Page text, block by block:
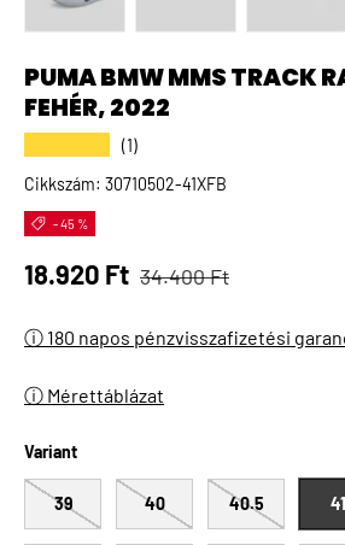
PUMA BMW MMS TRACK
FEHÉR, 2022
(1)
Cikkszám: 30710502-41XFB
- 45 %
Eladási ár
18.920 Ft Normál ár
34.400 Ft
ⓘ 180 napos pénzvisszafizetési
ⓘ Mérettáblázat
Variant
39 40 40.5 41